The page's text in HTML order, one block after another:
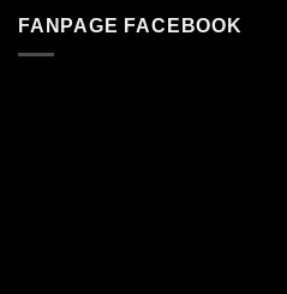
FANPAGE FACEBOOK